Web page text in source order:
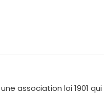
une association loi 1901